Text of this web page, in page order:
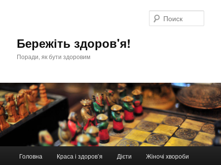
Бережіть здоров'я!
Поради, як бути здоровим
Головна Краса і здоров’я Дієти Жіночі хвороби